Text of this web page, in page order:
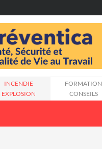
INCENDIE
EXPLOSION
FORMATION
CONSEILS